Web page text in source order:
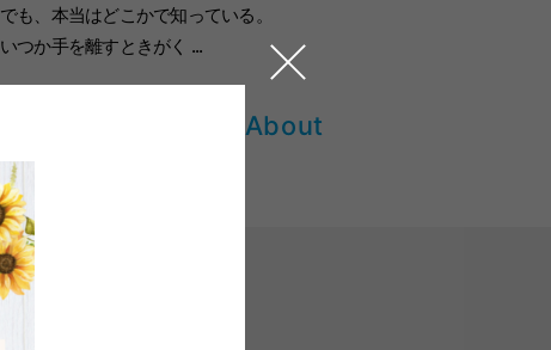
でも、本当はどこかで知っている。
いつか手を離すときがく ...
More About